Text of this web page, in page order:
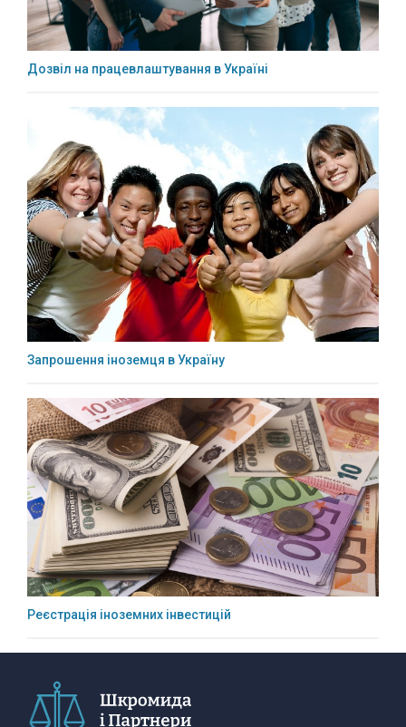
Дозвіл на працевлаштування в Україні
Запрошення іноземця в Україну
Реєстрація іноземних інвестицій